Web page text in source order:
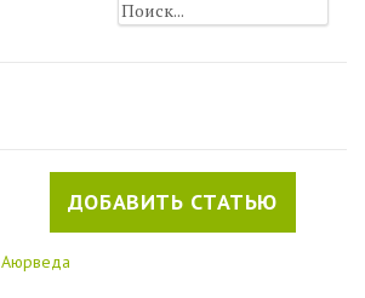
ДОБАВИТЬ СТАТЬЮ
Аюрведа